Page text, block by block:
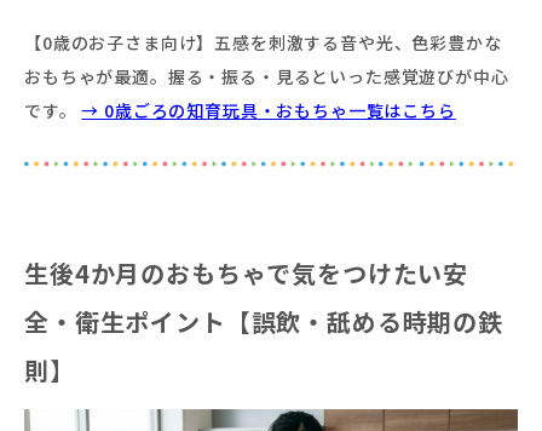
【0歳のお子さま向け】五感を刺激する音や光、色彩豊かな
おもちゃが最適。握る・振る・見るといった感覚遊びが中心
です。→ 0歳ごろの知育玩具・おもちゃ一覧はこちら
生後4か月のおもちゃで気をつけたい安
全・衛生ポイント【誤飲・舐める時期の鉄
則】